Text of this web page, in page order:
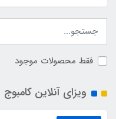
فقط محصولات موجود
ویزای آنلاین کامبوج